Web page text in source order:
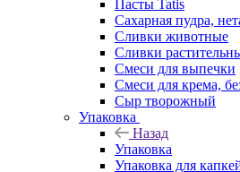
Пасты Tatis
Сахарная пудра,
Сливки животные
Сливки
Смеси для выпечки
Смеси для крема,
Сыр творожный
Упаковка
Назад
Упаковка
Упаковка для